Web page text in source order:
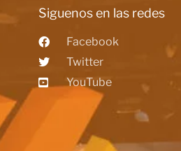
Siguenos en las redes
Facebook
Twitter
YouTube